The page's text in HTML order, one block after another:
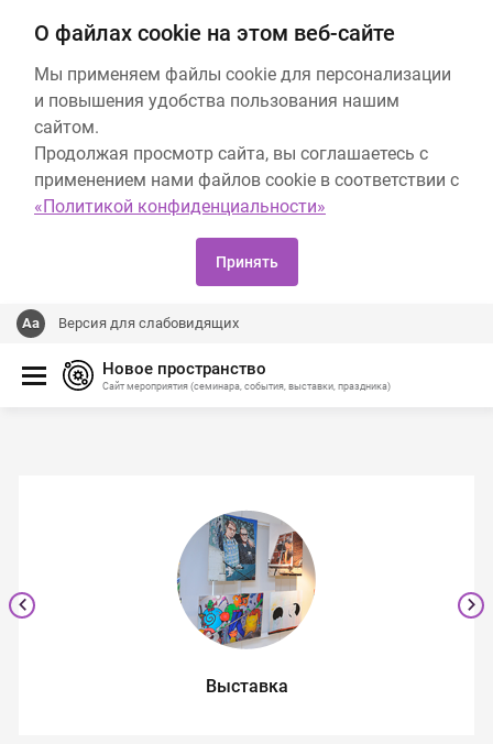
О файлах cookie на этом веб-сайте
Мы применяем файлы cookie для персонализации
и повышения удобства пользования нашим
сайтом.
Продолжая просмотр сайта, вы соглашаетесь с
применением нами файлов cookie в соответствии с
«Политикой конфиденциальности»
Принять
Версия для слабовидящих
Новое пространство
Сайт мероприятия (семинара, события, выставки, праздника)
Выставка